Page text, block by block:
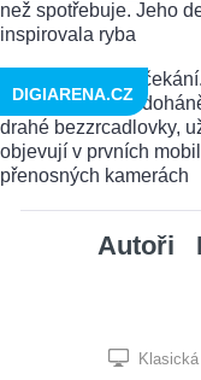
DIGIARENA.CZ
Autoři